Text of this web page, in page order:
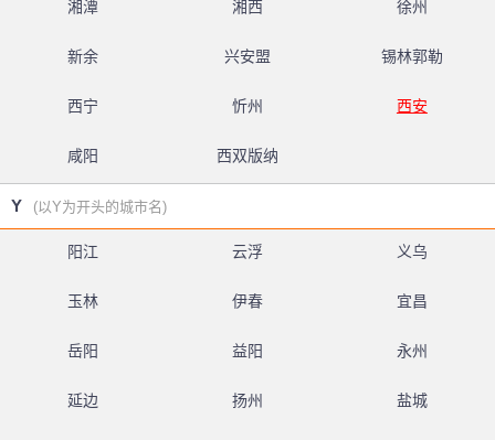
湘潭 湘西 徐州
新余 兴安盟 锡林郭勒
西宁 忻州 西安
咸阳 西双版纳
Y (以Y为开头的城市名)
阳江 云浮 义乌
玉林 伊春 宜昌
岳阳 益阳 永州
延边 扬州 盐城